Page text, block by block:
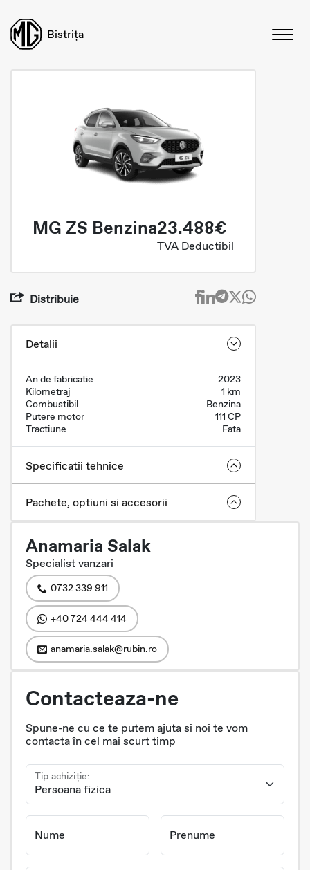
Bistrița
MG ZS Benzina23.488€
TVA Deductibil
Distribuie
Detalii
An de fabricatie
2023
Kilometraj
1 km
Combustibil
Benzina
Putere motor
111 CP
Tractiune
Fata
Specificatii tehnice
Pachete, optiuni si accesorii
Anamaria Salak
Specialist vanzari
0732 339 911
+40 724 444 414
anamaria.salak@rubin.ro
Contacteaza-ne
Spune-ne cu ce te putem ajuta si noi te vom
contacta în cel mai scurt timp
Tip achiziție:
Nume Prenume